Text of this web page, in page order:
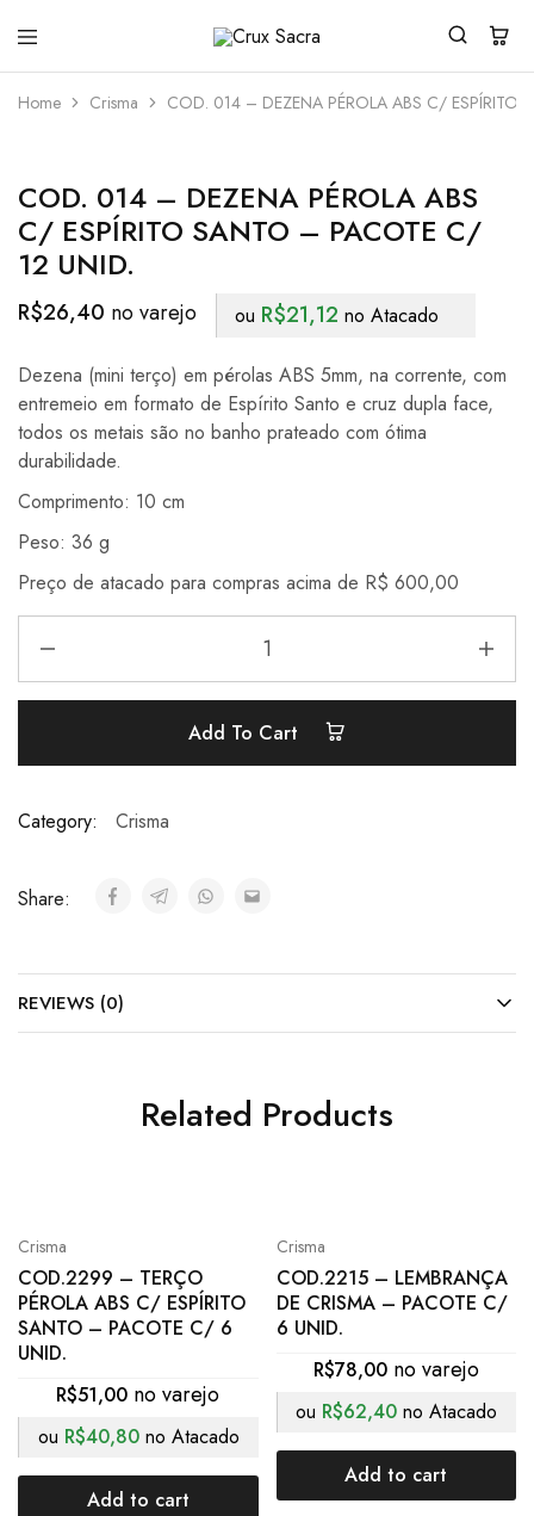
Sacra
Home Crisma COD. 014 – DEZENA PÉROLA ABS C/ ESPÍRITO
COD. 014 – DEZENA PÉROLA ABS
C/ ESPÍRITO SANTO – PACOTE C/
12 UNID.
R$26,40 ou R$21,12 no Atacado
Dezena (mini terço) em pérolas ABS 5mm, na corrente, com
entremeio em formato de Espírito Santo e cruz dupla face,
todos os metais são no banho prateado com ótima
durabilidade.
Comprimento: 10 cm
Peso: 36 g
Preço de atacado para compras acima de R$ 600,00
Add To Cart
Category: Crisma
Share:
REVIEWS (0)
Related Products
Crisma
COD.2299 – TERÇO
PÉROLA ABS C/ ESPÍRITO
SANTO – PACOTE C/ 6
UNID.
R$51,00
ou R$40,80 no Atacado
Add to cart
Crisma
COD.2215 – LEMBRANÇA
DE CRISMA – PACOTE C/
6 UNID.
R$78,00
ou R$62,40 no Atacado
Add to cart